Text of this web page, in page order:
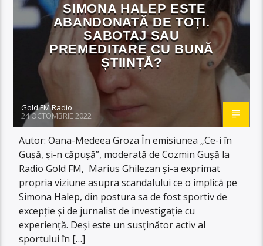
SIMONA HALEP ESTE
ABANDONATĂ DE TOȚI.
SABOTAJ SAU
PREMEDITARE CU BUNĂ
ȘTIINȚĂ?
Gold FM Radio
24 OCTOMBRIE 2022
Autor: Oana-Medeea Groza În emisiunea „Ce-i în
Gușă, și-n căpușă”, moderată de Cozmin Gușă la
Radio Gold FM, Marius Ghilezan și-a exprimat
propria viziune asupra scandalului ce o implică pe
Simona Halep, din postura sa de fost sportiv de
excepție și de jurnalist de investigație cu
experiență. Deși este un susținător activ al
sportului în […]